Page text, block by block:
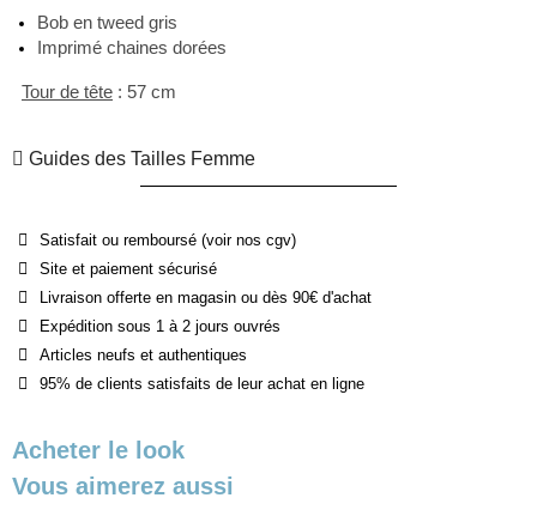
Bob en tweed gris
Imprimé chaines dorées
Tour de tête : 57 cm
Guides des Tailles Femme
Satisfait ou remboursé (voir nos cgv)
Site et paiement sécurisé
Livraison offerte en magasin ou dès 90€ d'achat
Expédition sous 1 à 2 jours ouvrés
Articles neufs et authentiques
95% de clients satisfaits de leur achat en ligne
Acheter le look
Vous aimerez aussi